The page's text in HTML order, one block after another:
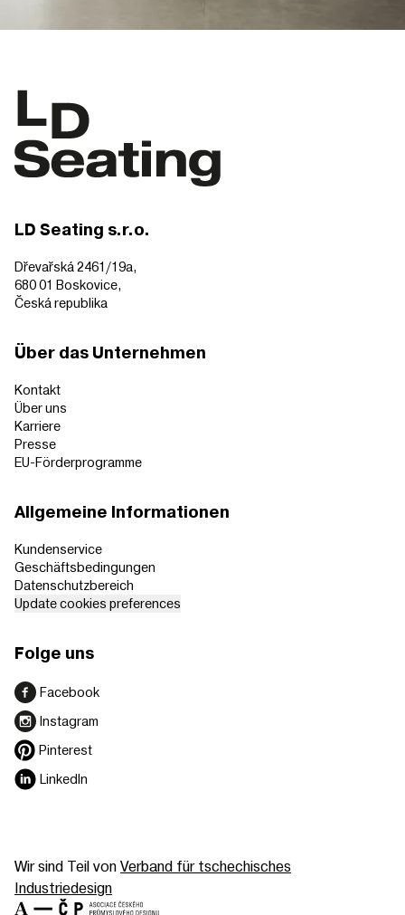
LD Seating s.r.o.
Dřevařská 2461/19a,
680 01 Boskovice,
Česká republika
Über das Unternehmen
Kontakt
Über uns
Karriere
Presse
EU-Förderprogramme
Allgemeine Informationen
Kundenservice
Geschäftsbedingungen
Datenschutzbereich
Update cookies preferences
Folge uns
Facebook
Instagram
Pinterest
LinkedIn
Wir sind Teil vonVerband für tschechisches
Industriedesign